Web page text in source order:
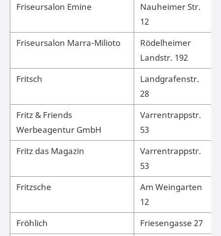
Friseursalon Emine
Nauheimer Str.
12
Friseursalon Marra-Milioto
Rödelheimer
Landstr. 192
Fritsch
Landgrafenstr.
28
Fritz & Friends
Werbeagentur GmbH
Varrentrappstr.
53
Fritz das Magazin
Varrentrappstr.
53
Fritzsche
Am Weingarten
12
Fröhlich
Friesengasse 27